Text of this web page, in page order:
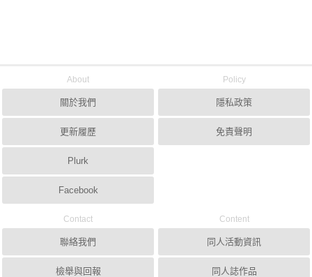
About
關於我們
更新履歷
Plurk
Facebook
Policy
隱私政策
免責聲明
Contact
聯絡我們
檢舉與回報
Content
同人活動資訊
同人誌作品